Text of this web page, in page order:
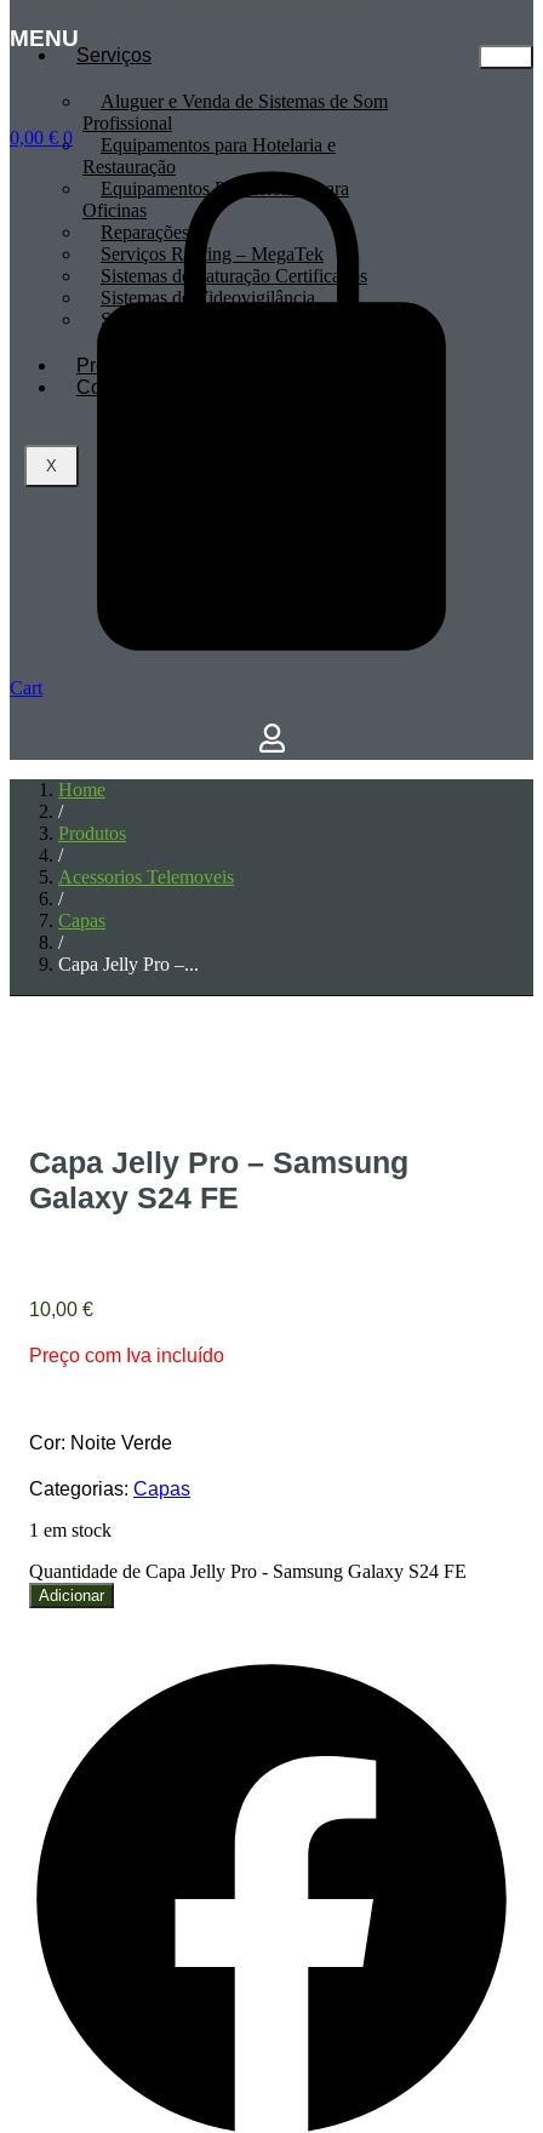
MENU
Serviços
Aluguer e Venda de Sistemas de Som
Profissional
Equipamentos para Hotelaria e
Restauração
Equipamentos Profissionais para
Oficinas
Reparações
Serviços Renting – MegaTek
Sistemas de Faturação Certificados
Sistemas de Videovigilância
Sistemas POS
Profissionais
Contactos
X
0,00 € 0
Cart
Home
/
Produtos
/
Acessorios Telemoveis
/
Capas
/
Capa Jelly Pro –...
Capa Jelly Pro – Samsung
Galaxy S24 FE
10,00 €
Preço com Iva incluído
Cor: Noite Verde
Categorias: Capas
1 em stock
Quantidade de Capa Jelly Pro - Samsung Galaxy S24 FE
Adicionar